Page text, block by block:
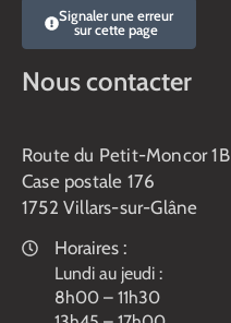
Signaler une erreur
sur cette page
Nous contacter
Route du Petit-Moncor 1B
Case postale 176
1752 Villars-sur-Glâne
Horaires :
Lundi au jeudi :
8h00 – 11h30